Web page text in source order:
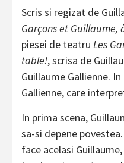
Scris si regizat de
Garçons et Guillaume,
piesei de teatru Les
table!, scrisa de
Guillaume Gallienne.
Gallienne, care
In prima scena,
sa-si depene
face acelasi